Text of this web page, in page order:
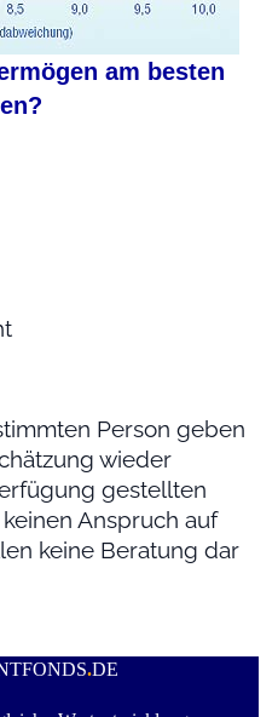
am besten
Person geben
wieder
gestellten
Anspruch auf
keine Beratung dar
.DE